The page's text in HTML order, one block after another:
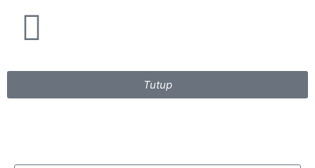
Tutup